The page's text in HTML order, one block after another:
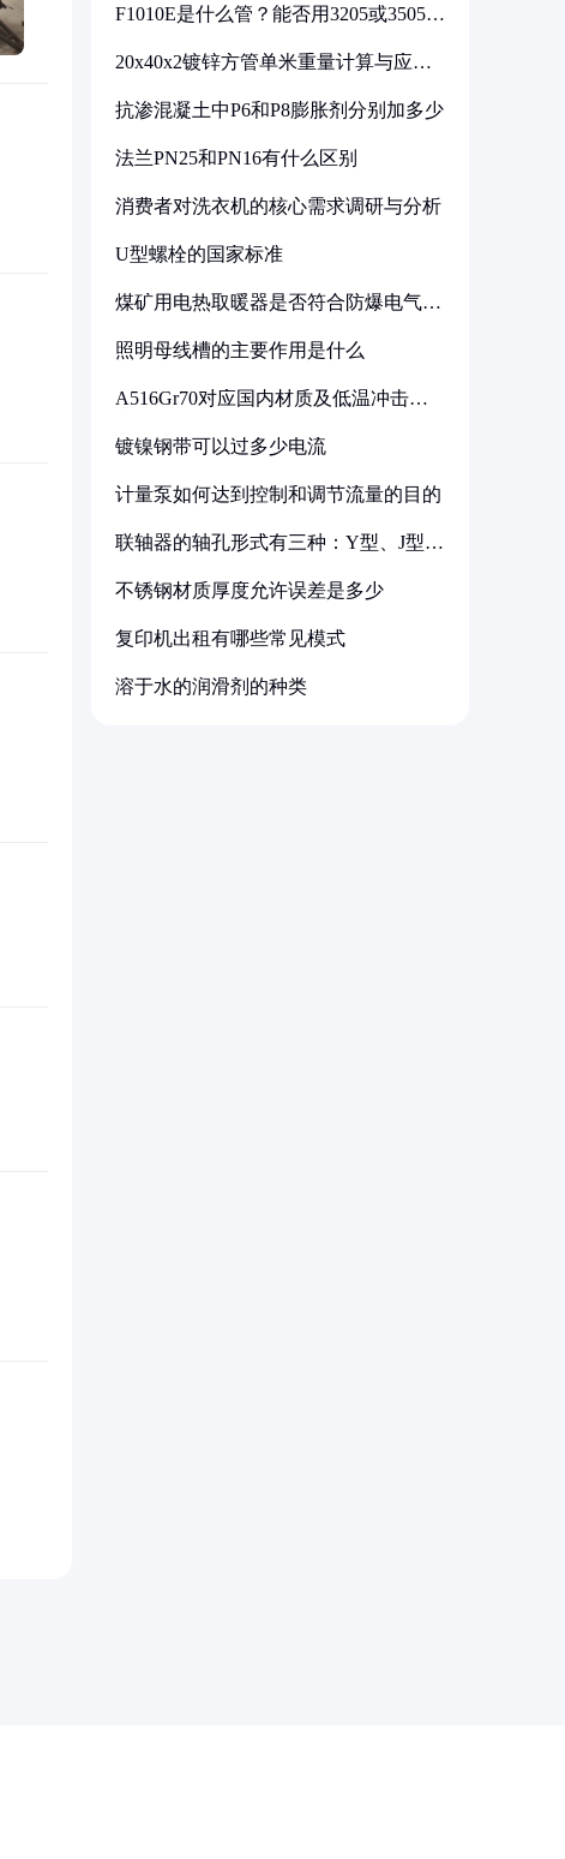
F1010E是什么管？能否用3205或3505代
20x40x2镀锌方管单米重量计算与应用
抗渗混凝土中P6和P8膨胀剂分别加多少
法兰PN25和PN16有什么区别
消费者对洗衣机的核心需求调研与分析
U型螺栓的国家标准
煤矿用电热取暖器是否符合防爆电气设
照明母线槽的主要作用是什么
A516Gr70对应国内材质及低温冲击要
镀镍钢带可以过多少电流
计量泵如何达到控制和调节流量的目的
联轴器的轴孔形式有三种：Y型、J型、
不锈钢材质厚度允许误差是多少
复印机出租有哪些常见模式
溶于水的润滑剂的种类